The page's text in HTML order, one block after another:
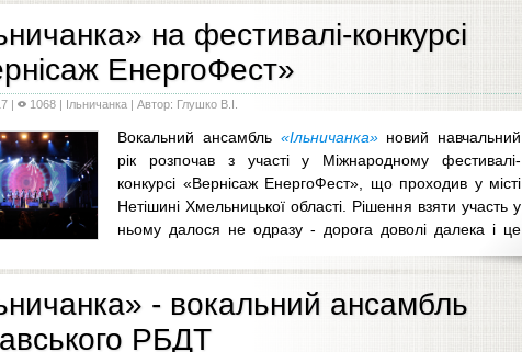
тим паче, що й досві...
на фестивалі-конкурсі
ЕнергоФест»
| 1068 | Ільничанка | Автор: Глушко В.І.
Вокальний ансамбль «Ільничанка»новий навчальний
рік розпочав з участі у Міжнародному фестивалі-
конкурсі «Вернісаж ЕнергоФест», що проходив у місті
Нетішині Хмельницької області. Рішення взяти участь у
ньому далося не одразу - дорога доволі далека і це
- вокальний ансамбль
РБДТ